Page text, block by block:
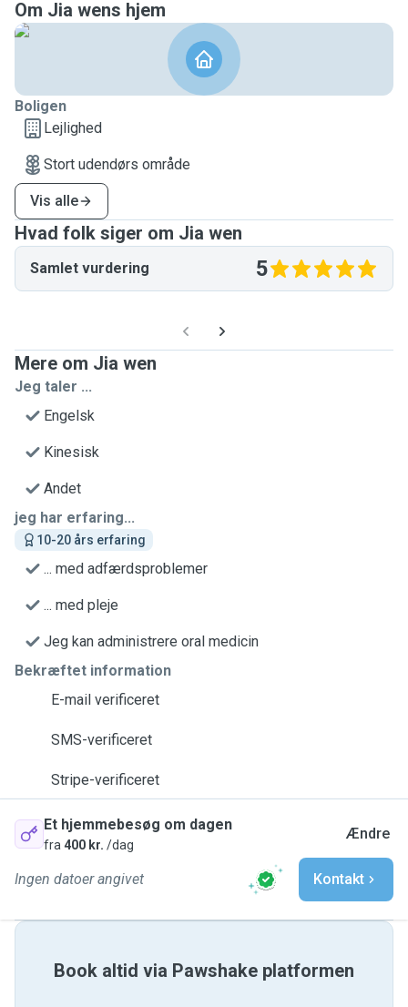
Om Jia wens hjem
Boligen
Lejlighed
Stort udendørs område
Vis alle
Hvad folk siger om Jia wen
Samlet vurdering 5
Mere om Jia wen
Jeg taler ...
Engelsk
Kinesisk
Andet
jeg har erfaring...
10-20 års erfaring
... med adfærdsproblemer
... med pleje
Jeg kan administrere oral medicin
Bekræftet information
E-mail verificeret
SMS-verificeret
Stripe-verificeret
Et hjemmebesøg om dagen
fra 400 kr. /dag
Ændre
Ingen datoer angivet Kontakt
Book altid via Pawshake platformen